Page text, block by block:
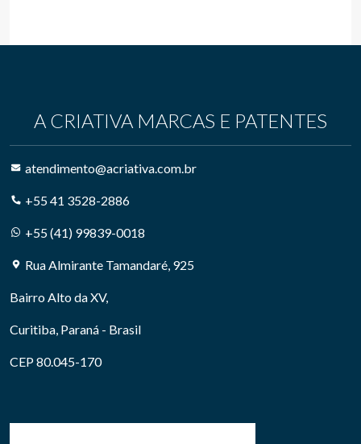
A CRIATIVA MARCAS E PATENTES
atendimento@acriativa.com.br
+55 41 3528-2886
+55 (41) 99839-0018
Rua Almirante Tamandaré, 925
Bairro Alto da XV,
Curitiba, Paraná - Brasil
CEP 80.045-170